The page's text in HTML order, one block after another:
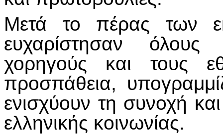
Μετά το πέρας των
ευχαρίστησαν όλους
χορηγούς και τους
προσπάθεια,
ενισχύουν τη συνοχή και
ελληνικής κοινωνίας.